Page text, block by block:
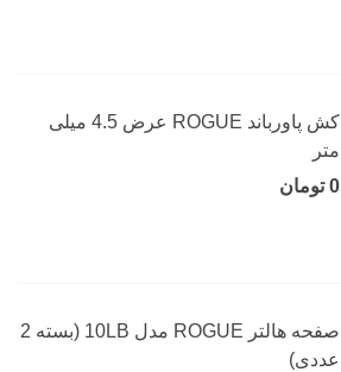
کش پاورباند ROGUE عرض 4.5 میلی
متر
0 تومان
صفحه هالتر ROGUE مدل 10LB (بسته 2
عددی)